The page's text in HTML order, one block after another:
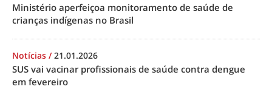
Ministério aperfeiçoa monitoramento de saúde de
crianças indígenas no Brasil
Notícias /21.01.2026
SUS vai vacinar profissionais de saúde contra dengue
em fevereiro